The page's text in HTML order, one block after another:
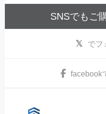
SNSでもご
でフ
facebook